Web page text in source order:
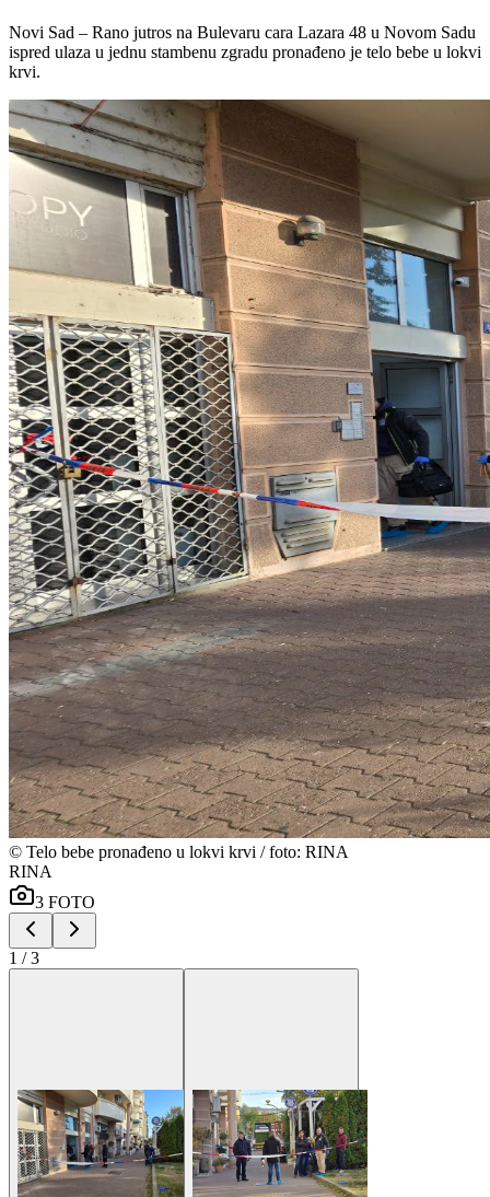
Novi Sad – Rano jutros na Bulevaru cara Lazara 48 u Novom Sadu
ispred ulaza u jednu stambenu zgradu pronađeno je telo bebe u lokvi
krvi.
© Telo bebe pronađeno u lokvi krvi / foto: RINA
RINA
3 FOTO
1 /3